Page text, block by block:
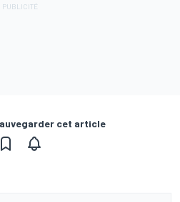
cet article